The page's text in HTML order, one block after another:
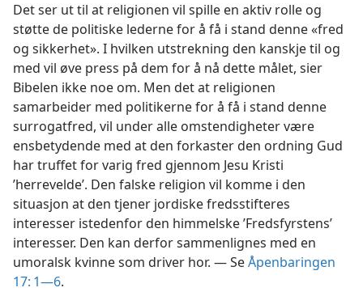
Det ser ut til at religionen vil spille en aktiv rolle og
støtte de politiske lederne for å få i stand denne «fred
og sikkerhet». I hvilken utstrekning den kanskje til og
med vil øve press på dem for å nå dette målet, sier
Bibelen ikke noe om. Men det at religionen
samarbeider med politikerne for å få i stand denne
surrogatfred, vil under alle omstendigheter være
ensbetydende med at den forkaster den ordning Gud
har truffet for varig fred gjennom Jesu Kristi
’herrevelde’. Den falske religion vil komme i den
situasjon at den tjener jordiske fredsstifteres
interesser istedenfor den himmelske ’Fredsfyrstens’
interesser. Den kan derfor sammenlignes med en
umoralsk kvinne som driver hor. — SeÅpenbaringen
17: 1—6.